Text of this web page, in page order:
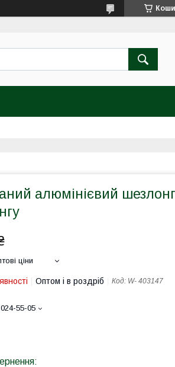
алюмінієвий
ціни
Оптом і в роздріб Код: W- 403147
55-05